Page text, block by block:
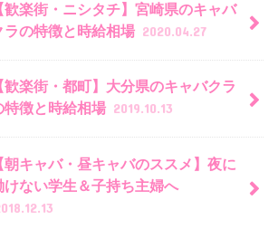
歓楽街・ニシタチ】宮崎県のキャバ
ラの特徴と時給相場 2020.04.27
歓楽街・都町】大分県のキャバクラ
特徴と時給相場 2019.10.13
朝キャバ・昼キャバのススメ】夜に
けない学生＆子持ち主婦へ